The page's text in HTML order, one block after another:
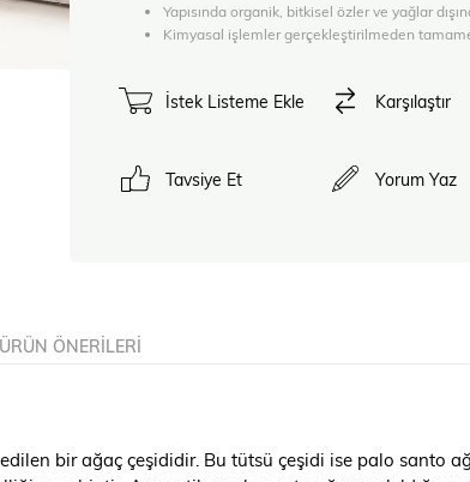
Yapısında organik, bitkisel özler ve yağlar
Kimyasal işlemler gerçekleştirilmeden
İstek Listeme Ekle Karşılaştır
Tavsiye Et Yorum Yaz
ÜRÜN ÖNERILERI
bir ağaç çeşididir. Bu tütsü çeşidi ise palo santo